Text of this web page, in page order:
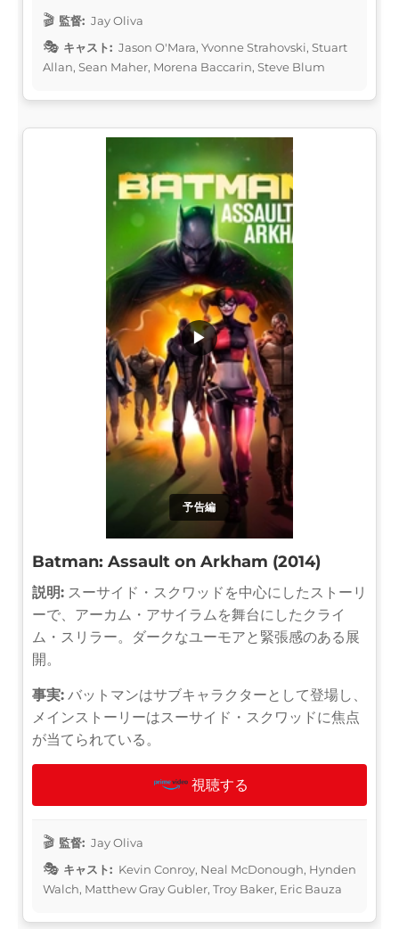
監督: Jay Oliva
キャスト: Jason O'Mara, Yvonne Strahovski, Stuart
Allan, Sean Maher, Morena Baccarin, Steve Blum
予告編
▶
Batman: Assault on Arkham (2014)
説明: スーサイド・スクワッドを中心にしたストーリ
ーで、アーカム・アサイラムを舞台にしたクライ
ム・スリラー。ダークなユーモアと緊張感のある展
開。
事実: バットマンはサブキャラクターとして登場し、
メインストーリーはスーサイド・スクワッドに焦点
が当てられている。
視聴する
監督: Jay Oliva
キャスト: Kevin Conroy, Neal McDonough, Hynden
Walch, Matthew Gray Gubler, Troy Baker, Eric Bauza